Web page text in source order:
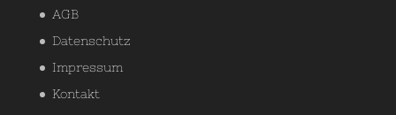
AGB
Datenschutz
Impressum
Kontakt